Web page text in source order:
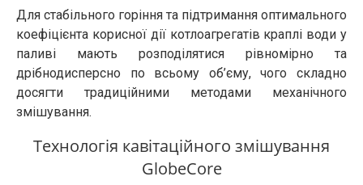
Для стабільного горіння та підтримання оптимального
коефіцієнта корисної дії котлоагрегатів краплі води у
паливі мають розподілятися рівномірно та
дрібнодисперсно по всьому об’єму, чого складно
досягти традиційними методами механічного
змішування.
Технологія кавітаційного змішування
GlobeCore